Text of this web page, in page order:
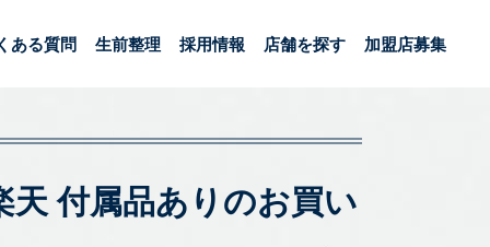
ある質問 生前整理 採用情報 店舗を探す 加盟店募集
付属品ありのお買い